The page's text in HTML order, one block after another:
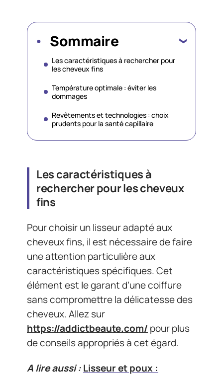
Sommaire
Les caractéristiques à rechercher pour
les cheveux fins
Température optimale : éviter les
dommages
Revêtements et technologies : choix
prudents pour la santé capillaire
Les caractéristiques à
rechercher pour les cheveux
fins
Pour choisir un lisseur adapté aux
cheveux fins, il est nécessaire de faire
une attention particulière aux
caractéristiques spécifiques. Cet
élément est le garant d’une coiffure
sans compromettre la délicatesse des
cheveux. Allez sur
https://addictbeaute.com/ pour plus
de conseils appropriés à cet égard.
A lire aussi :Lisseur et poux :